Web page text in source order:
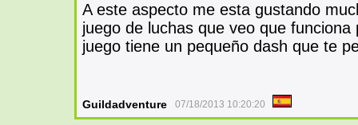
A este aspecto me esta gustando
juego de luchas que veo que
juego tiene un pequeño dash que te
Guildadventure 07/18/2013 10:20:20